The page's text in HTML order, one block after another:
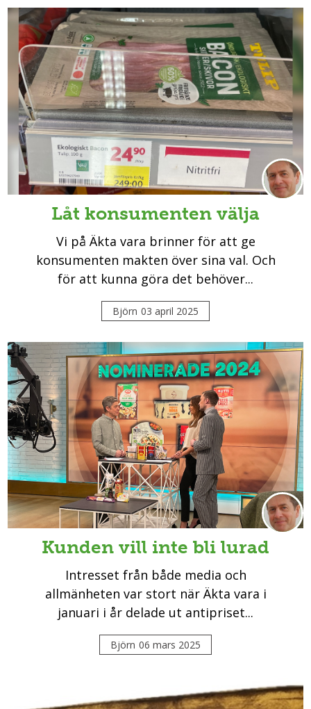
Låt konsumenten välja
Vi på Äkta vara brinner för att ge
konsumenten makten över sina val. Och
för att kunna göra det behöver...
Björn 03 april 2025
Kunden vill inte bli lurad
Intresset från både media och
allmänheten var stort när Äkta vara i
januari i år delade ut antipriset...
Björn 06 mars 2025